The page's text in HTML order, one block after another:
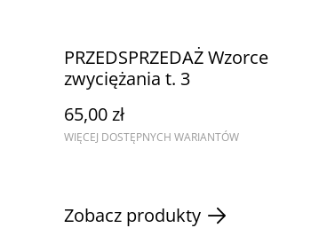
PRZEDSPRZEDAŻ Wzorce
zwyciężania t. 3
65,00 zł
WIĘCEJ DOSTĘPNYCH WARIANTÓW
Zobacz produkty